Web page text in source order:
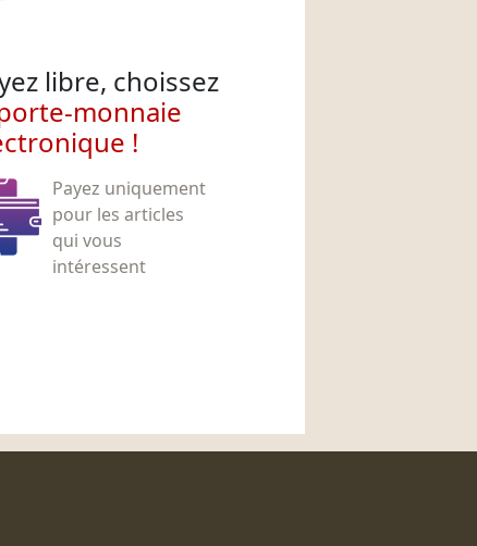
libre, choissez
monnaie
!
Payez uniquement
pour les articles
qui vous
intéressent